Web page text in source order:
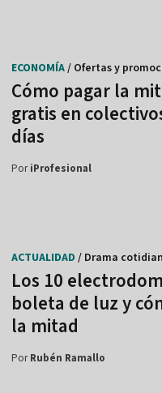
Cómo pagar la
gratis en
días
ECONOMÍA/ Ofertas y
PoriProfesional
Los 10
boleta de luz y
la mitad
ACTUALIDAD / Drama
PorRubén Ramallo